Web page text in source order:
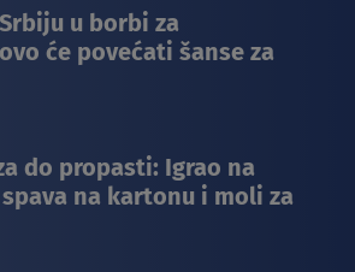
u borbi za
će povećati šanse za
do propasti: Igrao na
na kartonu i moli za